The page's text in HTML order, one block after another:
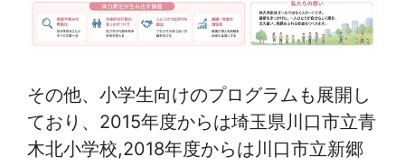
その他、小学生向けのプログラムも展開し
ており、2015年度からは埼玉県川口市立青
木北小学校,2018年度からは川口市立新郷